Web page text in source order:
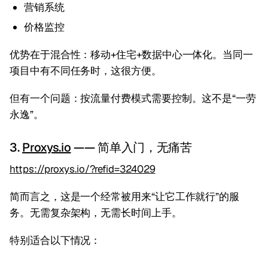
营销系统
价格监控
优势在于混合性：移动+住宅+数据中心一体化。当同一
项目中有不同任务时，这很方便。
但有一个问题：按流量付费模式需要控制。这不是“一劳
永逸”。
3.Proxys.io—— 简单入门，无痛苦
https://proxys.io/?refid=324029
简而言之，这是一个经常被用来“让它工作就行”的服
务。无需复杂架构，无需长时间上手。
特别适合以下情况：